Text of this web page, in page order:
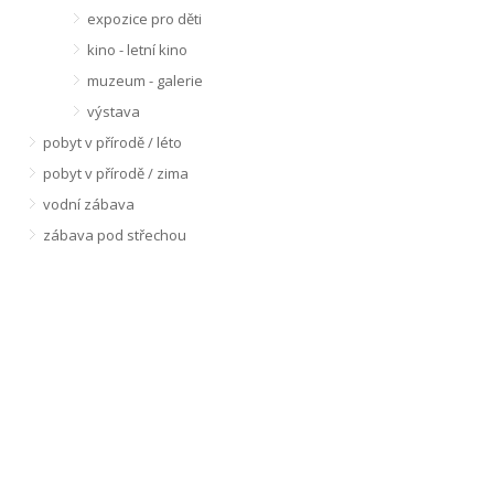
expozice pro děti
kino - letní kino
muzeum - galerie
výstava
pobyt v přírodě / léto
pobyt v přírodě / zima
vodní zábava
zábava pod střechou